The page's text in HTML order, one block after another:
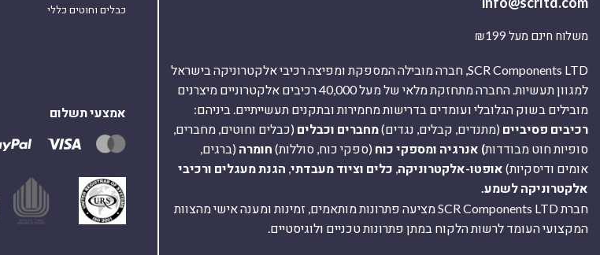
משלוח חינם מעל ₪199
SCR Components LTD, חברה מובילה המספקת ומפיצה רכיבי אלקטרוניקה בישראל
למגוון תעשיות. החברה מתחזקת מלאי של מעל 40,000 רכיבים אלקטרוניים מיצרנים
מובילים בשוק הגלובלי ועומדים בדרישות מחמירות ובתקנים תעשייתיים. ביניהם:
רכיבים פסיביים (מתנדים, קבלים, נגדים)מחברים וכבלים (כבלים וחוטים, מחברים,
סופיות חוט מבודדות) אנרגיה ומספקי כוח (ספקי כוח, סוללות) חומרה (ברגים,
אומים ודיסקיות) אופטו-אלקטרוניקה כלים וציוד מעבדתי הגנת מעגלים ורכיבי
אלקטרוניקה לשמע.
חברת SCR Components LTD מציעה פתרונות מותאמים, זמינות ומענה אישי מהצוות
המקצועי העומד לרשות הלקוח במתן פתרונות טכניים ולוגיסטיים.
כבלים וחוטים כללי
אמצעי תשלום